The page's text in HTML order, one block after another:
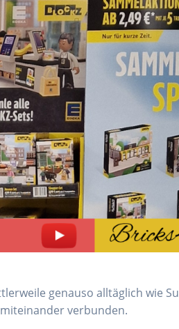
genauso alltäglich wie
verbunden.